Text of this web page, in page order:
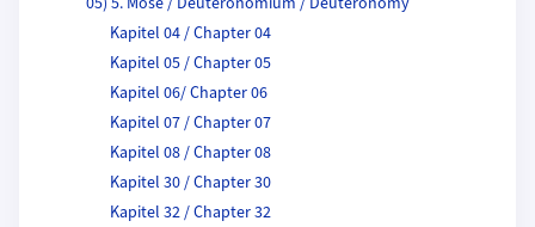
Kapitel 04 / Chapter 04
Kapitel 05 / Chapter 05
Kapitel 06/ Chapter 06
Kapitel 07 / Chapter 07
Kapitel 08 / Chapter 08
Kapitel 30 / Chapter 30
Kapitel 32 / Chapter 32